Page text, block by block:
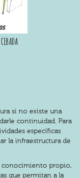
si no existe una
continuidad. Para
específicas
la infraestructura de
conocimiento propio,
que permitan a la